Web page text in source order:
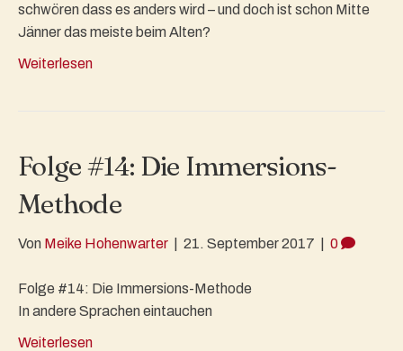
schwören dass es anders wird – und doch ist schon Mitte
Jänner das meiste beim Alten?
Weiterlesen
Folge #14: Die Immersions-
Methode
Von Meike Hohenwarter 21. September 2017 0
Folge #14: Die Immersions-Methode
In andere Sprachen eintauchen
Weiterlesen